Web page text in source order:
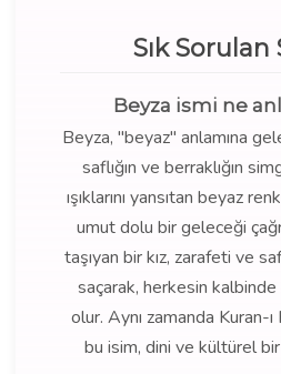
Sık
Beyza ismi ne
Beyza, "beyaz" anlamına
saflığın ve berraklığın
ışıklarını yansıtan beyaz
umut dolu bir geleceği
taşıyan bir kız, zarafeti ve
saçarak, herkesin
olur. Aynı zamanda Kuran-
bu isim, dini ve kültürel